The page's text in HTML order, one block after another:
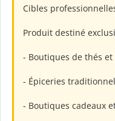
Cibles
Produit destiné
- Boutiques de thés
- Épiceries
- Boutiques cadeaux